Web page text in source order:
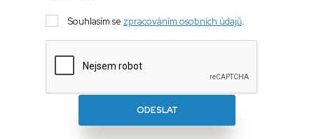
Souhlasím se zpracováním osobních údajů.
ODESLAT